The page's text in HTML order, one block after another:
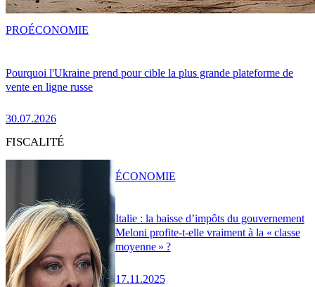
Pourquoi l'Ukraine prend pour cible la plus grande plateforme de
vente en ligne russe
30.07.2026
PROÉCONOMIE
FISCALITÉ
Italie : la baisse d’impôts du gouvernement
Meloni profite-t-elle vraiment à la « classe
moyenne » ?
17.11.2025
ÉCONOMIE